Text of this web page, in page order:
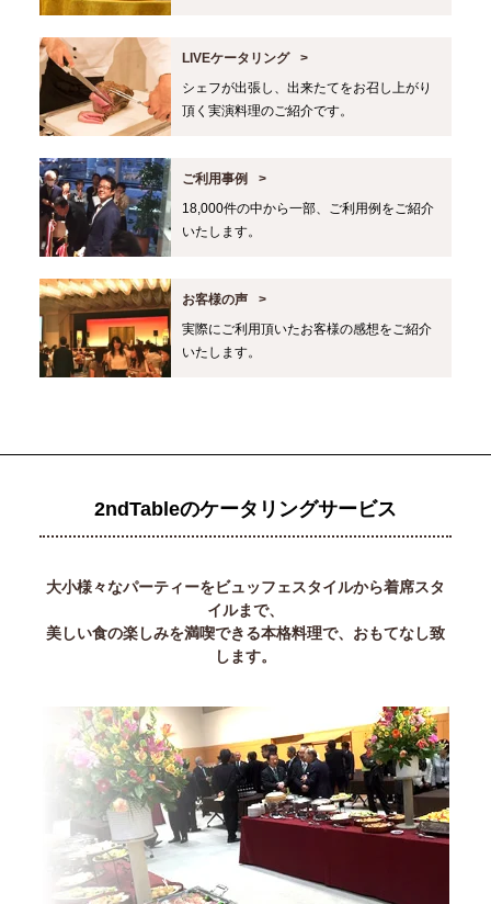
LIVEケータリング
シェフが出張し、出来たてをお召し上がり
頂く実演料理のご紹介です。
ご利用事例
18,000件の中から一部、ご利用例をご紹介
いたします。
お客様の声
実際にご利用頂いたお客様の感想をご紹介
いたします。
2ndTableのケータリングサービス
大小様々なパーティーをビュッフェスタイルから着席スタ
イルまで、
美しい食の楽しみを満喫できる本格料理で、おもてなし致
します。